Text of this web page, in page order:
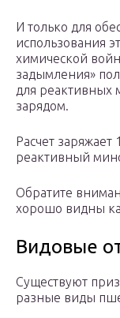
И только для
использования
химической
задымления»
для
зарядом.
Расчет
реактивный
Обратите
хорошо видны
Видовые
Существуют
разные виды